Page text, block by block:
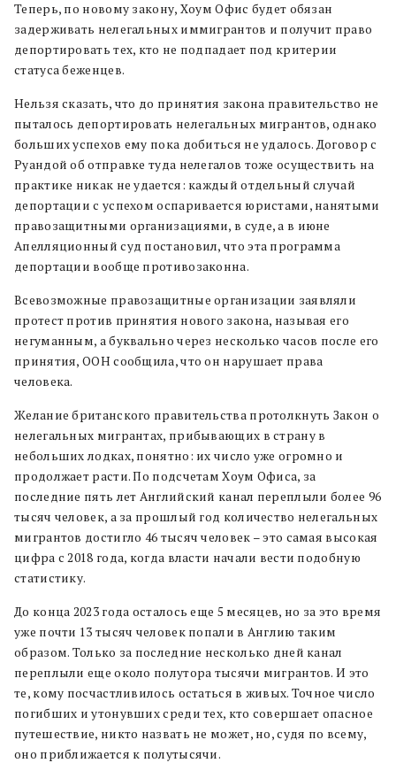
Теперь, по новому закону, Хоум Офис будет обязан
задерживать нелегальных иммигрантов и получит право
депортировать тех, кто не подпадает под критерии
статуса беженцев.
Нельзя сказать, что до принятия закона правительство не
пыталось депортировать нелегальных мигрантов, однако
больших успехов ему пока добиться не удалось. Договор с
Руандой об отправке туда нелегалов тоже осуществить на
практике никак не удается: каждый отдельный случай
депортации с успехом оспаривается юристами, нанятыми
правозащитными организациями, в суде, а в июне
Апелляционный суд постановил, что эта программа
депортации вообще противозаконна.
Всевозможные правозащитные организации заявляли
протест против принятия нового закона, называя его
негуманным, а буквально через несколько часов после его
принятия, ООН сообщила, что он нарушает права
человека.
Желание британского правительства протолкнуть Закон о
нелегальных мигрантах, прибывающих в страну в
небольших лодках, понятно: их число уже огромно и
продолжает расти. По подсчетам Хоум Офиса, за
последние пять лет Английский канал переплыли более 96
тысяч человек, а за прошлый год количество нелегальных
мигрантов достигло 46 тысяч человек – это самая высокая
цифра с 2018 года, когда власти начали вести подобную
статистику.
До конца 2023 года осталось еще 5 месяцев, но за это время
уже почти 13 тысяч человек попали в Англию таким
образом. Только за последние несколько дней канал
переплыли еще около полутора тысячи мигрантов. И это
те, кому посчастливилось остаться в живых. Точное число
погибших и утонувших среди тех, кто совершает опасное
путешествие, никто назвать не может, но, судя по всему,
оно приближается к полутысячи.